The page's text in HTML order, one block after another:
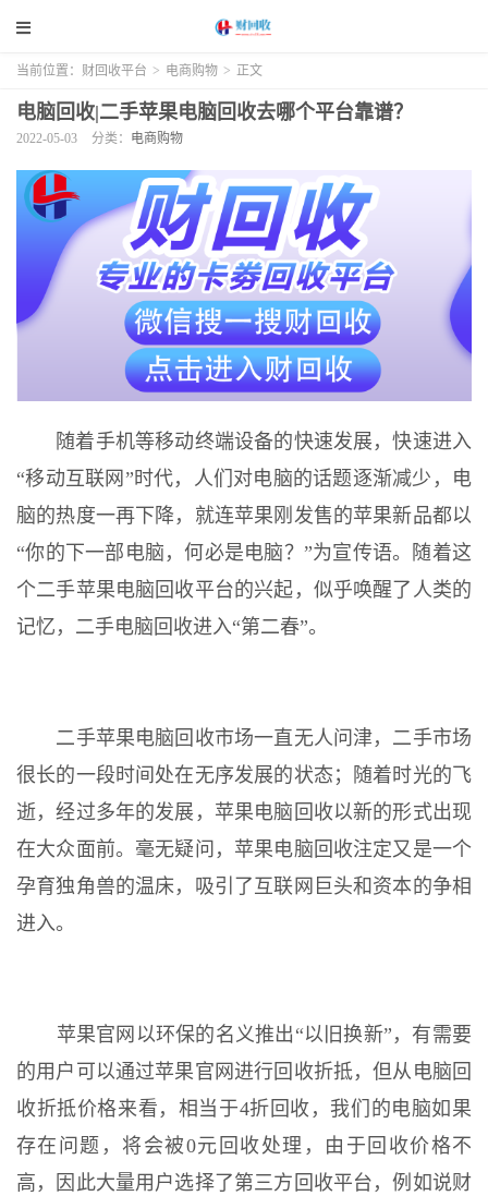
当前位置： 财回收平台 > 电商购物 > 正文
电脑回收|二手苹果电脑回收去哪个平台靠谱？
2022-05-03 分类： 电商购物
随着手机等移动终端设备的快速发展，快速进入
“移动互联网”时代，人们对电脑的话题逐渐减少，电
脑的热度一再下降，就连苹果刚发售的苹果新品都以
“你的下一部电脑，何必是电脑？”为宣传语。随着这
个二手苹果电脑回收平台的兴起，似乎唤醒了人类的
记忆，二手电脑回收进入“第二春”。
二手苹果电脑回收市场一直无人问津，二手市场
很长的一段时间处在无序发展的状态；随着时光的飞
逝，经过多年的发展，苹果电脑回收以新的形式出现
在大众面前。毫无疑问，苹果电脑回收注定又是一个
孕育独角兽的温床，吸引了互联网巨头和资本的争相
进入。
苹果官网以环保的名义推出“以旧换新”，有需要
的用户可以通过苹果官网进行回收折抵，但从电脑回
收折抵价格来看，相当于4折回收，我们的电脑如果
存在问题，将会被0元回收处理，由于回收价格不
高，因此大量用户选择了第三方回收平台，例如说财